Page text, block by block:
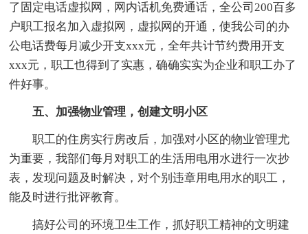
了固定电话虚拟网，网内话机免费通话，全公司200百多
户职工报名加入虚拟网，虚拟网的开通，使我公司的办
公电话费每月减少开支xxx元，全年共计节约费用开支
xxx元，职工也得到了实惠，确确实实为企业和职工办了
件好事。
五、加强物业管理，创建文明小区
职工的住房实行房改后，加强对小区的物业管理尤
为重要，我部们每月对职工的生活用电用水进行一次抄
表，发现问题及时解决，对个别违章用电用水的职工，
能及时进行批评教育。
搞好公司的环境卫生工作，抓好职工精神的文明建